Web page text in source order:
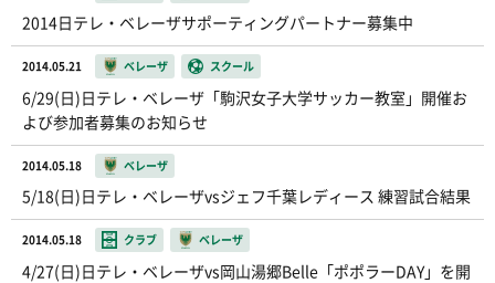
2014日テレ・ベレーザサポーティングパートナー募集中
2014.05.21 ベレーザ スクール
6/29(日)日テレ・ベレーザ「駒沢女子大学サッカー教室」開催お
よび参加者募集のお知らせ
2014.05.18 ベレーザ
5/18(日)日テレ・ベレーザvsジェフ千葉レディース 練習試合結果
2014.05.18 クラブ ベレーザ
4/27(日)日テレ・ベレーザvs岡山湯郷Belle「ポポラーDAY」を開